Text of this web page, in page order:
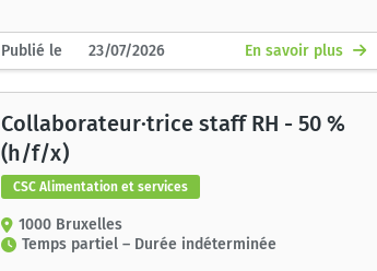
Publié le 23/07/2026 En savoir plus
Collaborateur·trice staff RH - 50 %
(h/f/x)
CSC Alimentation et services
1000 Bruxelles
Temps partiel – Durée indéterminée